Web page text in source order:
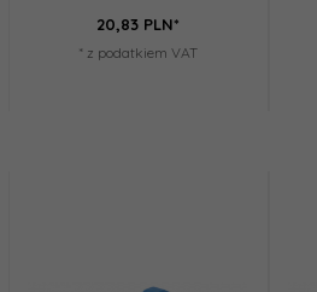
20,83 PLN*
* z podatkiem VAT